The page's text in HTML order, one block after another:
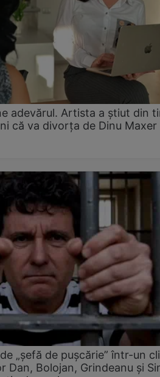
adevărul. Artista a știut din
că va divorța de Dinu Maxer
„șefă de pușcărie” într-un
Dan, Bolojan, Grindeanu și